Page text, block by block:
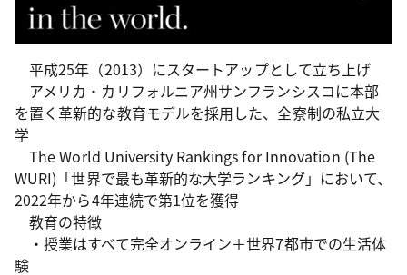
平成25年（2013）にスタートアップとして立ち上げ
アメリカ・カリフォルニア州サンフランシスコに本部
を置く革新的な教育モデルを採用した、全寮制の私立大
学
The World University Rankings for Innovation (The
WURI)「世界で最も革新的な大学ランキング」において、
2022年から4年連続で第1位を獲得
教育の特徴
・授業はすべて完全オンライン＋世界7都市での生活体
験